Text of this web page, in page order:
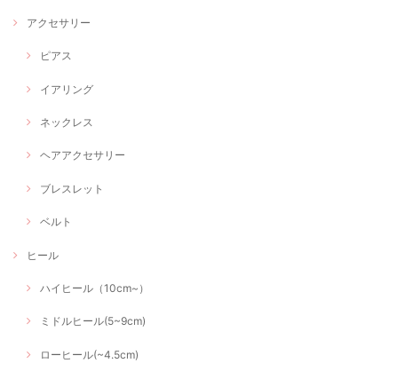
アクセサリー
ピアス
イアリング
ネックレス
ヘアアクセサリー
ブレスレット
ベルト
ヒール
ハイヒール（10cm~）
ミドルヒール(5~9cm)
ローヒール(~4.5cm)